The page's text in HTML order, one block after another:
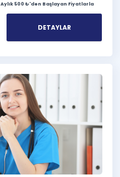
Aylık 500 ₺'den Başlayan Fiyatlarla
DETAYLAR